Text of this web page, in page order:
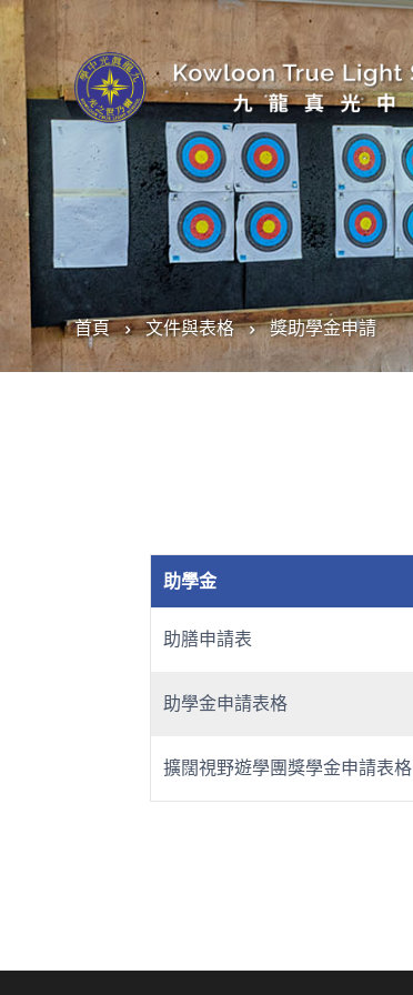
首頁 文件與表格 獎助學金申請
助學金
助膳申請表
助學金申請表格
擴闊視野遊學團獎學金申請表格